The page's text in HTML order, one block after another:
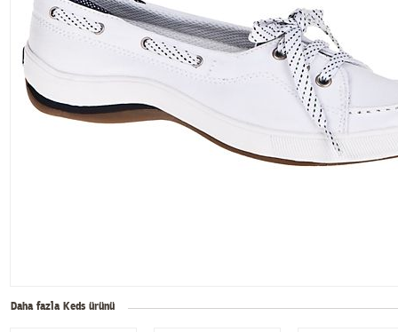
Daha fazla Keds ürünü